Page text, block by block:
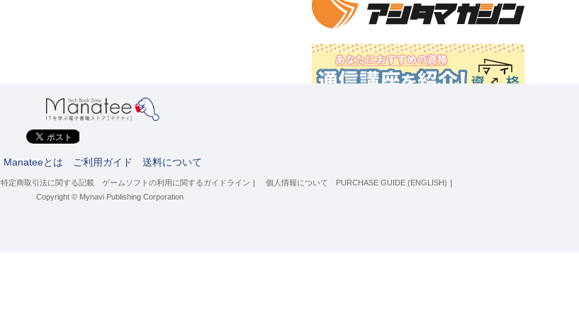
Manateeとは ご利用ガイド 送料について
特定商取引法に関する記載 ゲームソフトの利用に関するガイドライン ｜ 個人情報について PURCHASE GUIDE (ENGLISH) ｜
Copyright © Mynavi Publishing Corporation